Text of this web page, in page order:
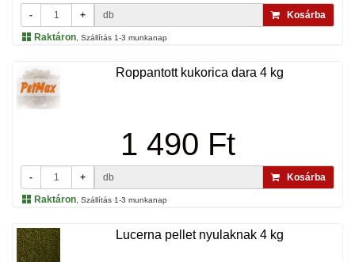
- + db
Kosárba
Raktáron , Szállítás 1-3 munkanap
Roppantott kukorica dara 4 kg
1 490 Ft
- + db
Kosárba
Raktáron , Szállítás 1-3 munkanap
Lucerna pellet nyulaknak 4 kg